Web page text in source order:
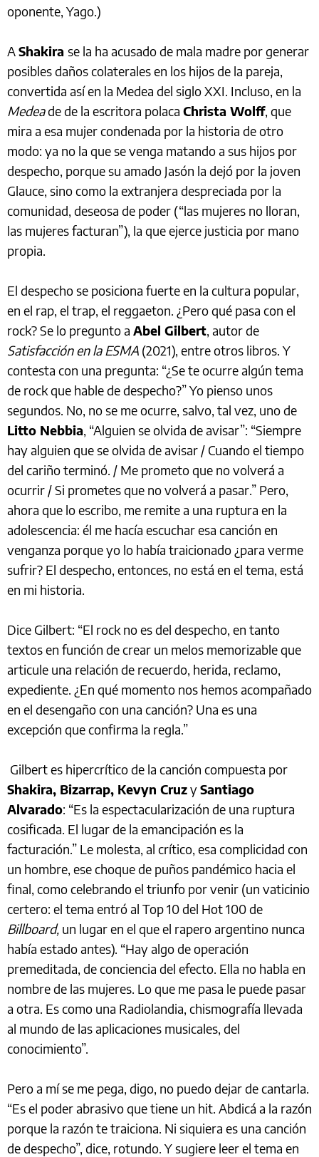
oponente, Yago.)
AShakira se la ha acusado de mala madre por generar
posibles daños colaterales en los hijos de la pareja,
convertida así en la Medea del siglo XXI. Incluso, en la
Medeade de la escritora polaca Christa Wolff, que
mira a esa mujer condenada por la historia de otro
modo: ya no la que se venga matando a sus hijos por
despecho, porque su amado Jasón la dejó por la joven
Glauce, sino como la extranjera despreciada por la
comunidad, deseosa de poder (“las mujeres no lloran,
las mujeres facturan”), la que ejerce justicia por mano
propia.
El despecho se posiciona fuerte en la cultura popular,
en el rap, el trap, el reggaeton. ¿Pero qué pasa con el
rock? Se lo pregunto a Abel Gilbert, autor de
Satisfacción en la ESMA (2021), entre otros libros. Y
contesta con una pregunta: “¿Se te ocurre algún tema
de rock que hable de despecho?” Yo pienso unos
segundos. No, no se me ocurre, salvo, tal vez, uno de
Litto Nebbia, “Alguien se olvida de avisar”: “Siempre
hay alguien que se olvida de avisar / Cuando el tiempo
del cariño terminó. / Me prometo que no volverá a
ocurrir / Si prometes que no volverá a pasar.” Pero,
ahora que loescribo, me remite a una ruptura en la
adolescencia: él me hacía escuchar esa canción en
venganza porque yo lo había traicionado ¿para verme
sufrir? El despecho, entonces, no está en el tema, está
en mi historia.
Dice Gilbert: “El rock no es del despecho, en tanto
textos en función de crear un melos memorizable que
articule una relación de recuerdo, herida, reclamo,
expediente. ¿En qué momento nos hemos acompañado
en el desengaño con una canción? Una es una
excepción que confirma la regla.”
Gilbert es hipercrítico de la canción compuesta por
Shakira, Bizarrap, Kevyn CruzySantiago
Alvarado: “Es la espectacularización de una ruptura
cosificada. El lugar de la emancipación es la
facturación.” Le molesta, al crítico, esa complicidad con
un hombre, ese choque de puños pandémico hacia el
final, como celebrando el triunfo por venir (un vaticinio
certero: el tema entró al Top 10 del Hot 100 de
Billboard, un lugar en el que el rapero argentino nunca
había estado antes). “Hay algo de operación
premeditada, de conciencia del efecto. Ella no habla en
nombre de las mujeres. Lo que me pasa le puede pasar
a otra. Es como una Radiolandia, chismografía llevada
al mundo de las aplicaciones musicales, del
conocimiento”.
Pero a mí se me pega, digo, no puedo dejar de cantarla.
“Es el poder abrasivo que tiene un hit. Abdicá a la razón
porque la razón te traiciona. Ni siquiera es una canción
de despecho”, dice, rotundo. Y sugiere leer el tema en